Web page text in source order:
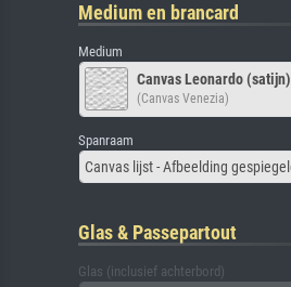
Medium en brancard
Medium
Canvas Leonardo (satijn)
(Canvas Venezia)
Spanraam
Glas & Passepartout
Glas (inclusief achterbord)